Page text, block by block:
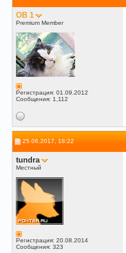
OB 1
Premium Member
Регистрация: 01.09.2012
Сообщения: 1,112
25.06.2017, 18:22
tundra
Местный
Регистрация: 20.08.2014
Сообщения: 323